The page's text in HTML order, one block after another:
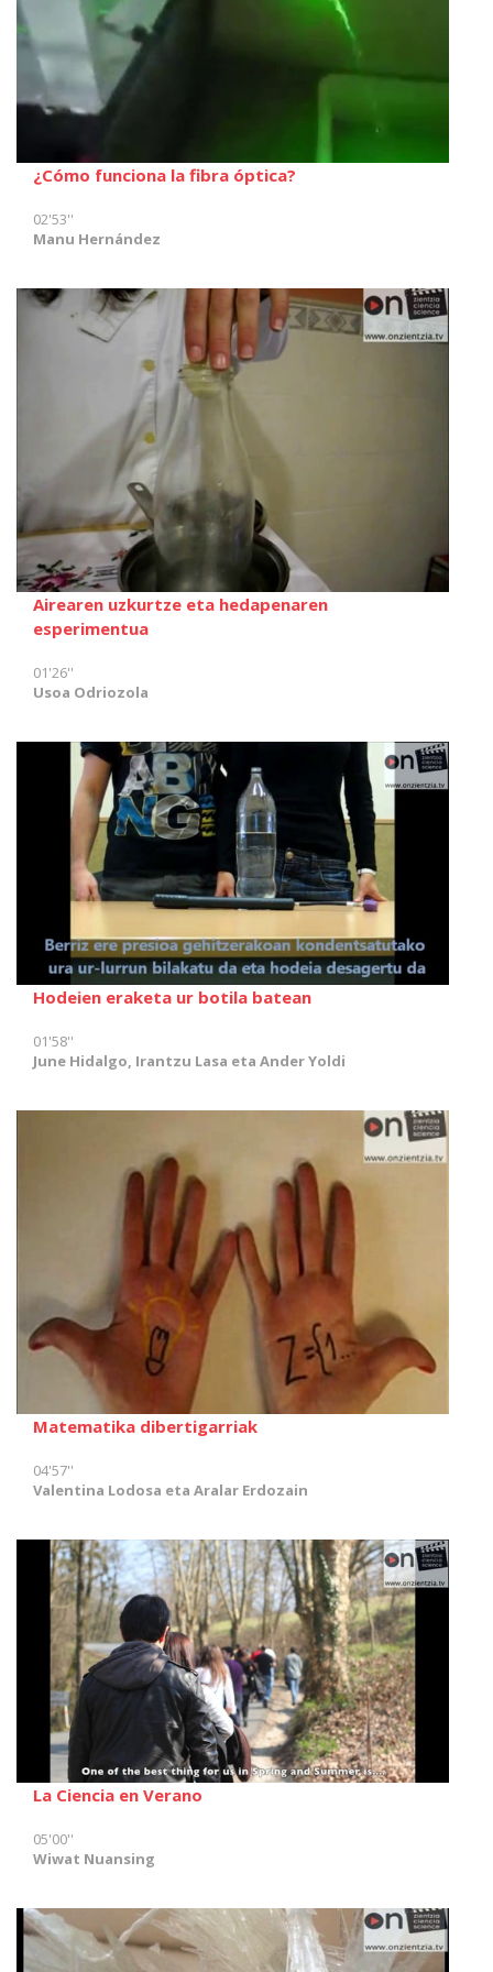
¿Cómo funciona la fibra óptica?
02'53''
Manu Hernández
Airearen uzkurtze eta hedapenaren
esperimentua
01'26''
Usoa Odriozola
Hodeien eraketa ur botila batean
01'58''
June Hidalgo, Irantzu Lasa eta Ander Yoldi
Matematika dibertigarriak
04'57''
Valentina Lodosa eta Aralar Erdozain
La Ciencia en Verano
05'00''
Wiwat Nuansing